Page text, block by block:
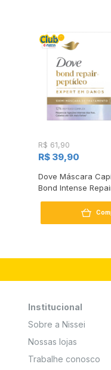
R$ 61,90
R$ 39,90
Dove Máscara
Bond Intense
Institucional
Sobre a Nissei
Nossas lojas
Trabalhe conosco